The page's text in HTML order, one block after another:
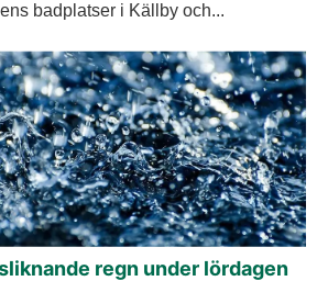
badplatser i Källby och...
regn under lördagen